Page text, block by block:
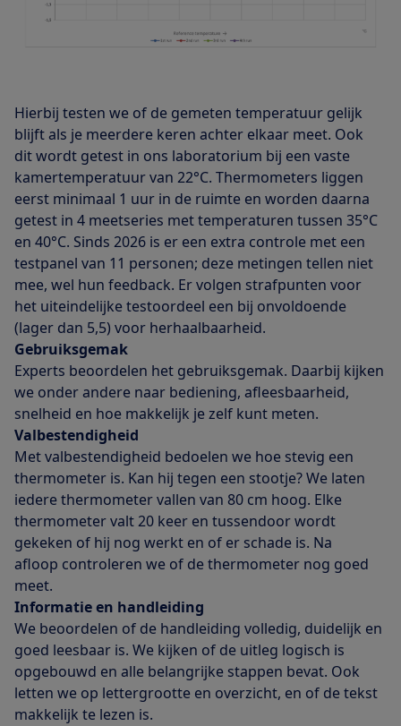
Hierbij testen we of de gemeten temperatuur gelijk
blijft als je meerdere keren achter elkaar meet. Ook
dit wordt getest in ons laboratorium bij een vaste
kamertemperatuur van 22°C. Thermometers liggen
eerst minimaal 1 uur in de ruimte en worden daarna
getest in 4 meetseries met temperaturen tussen 35°C
en 40°C. Sinds 2026 is er een extra controle met een
testpanel van 11 personen; deze metingen tellen niet
mee, wel hun feedback. Er volgen strafpunten voor
het uiteindelijke testoordeel een bij onvoldoende
(lager dan 5,5) voor herhaalbaarheid.
Gebruiksgemak
Experts beoordelen het gebruiksgemak. Daarbij kijken
we onder andere naar bediening, afleesbaarheid,
snelheid en hoe makkelijk je zelf kunt meten.
Valbestendigheid
Met valbestendigheid bedoelen we hoe stevig een
thermometer is. Kan hij tegen een stootje? We laten
iedere thermometer vallen van 80 cm hoog. Elke
thermometer valt 20 keer en tussendoor wordt
gekeken of hij nog werkt en of er schade is. Na
afloop controleren we of de thermometer nog goed
meet.
Informatie en handleiding
We beoordelen of de handleiding volledig, duidelijk en
goed leesbaar is. We kijken of de uitleg logisch is
opgebouwd en alle belangrijke stappen bevat. Ook
letten we op lettergrootte en overzicht, en of de tekst
makkelijk te lezen is.